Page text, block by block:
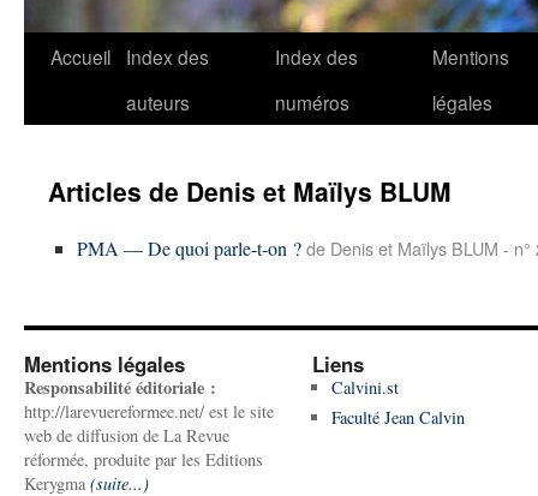
Accueil
Index des
auteurs
Index des
numéros
Mentions
légales
Articles de Denis et Maïlys BLUM
PMA — De quoi parle-t-on ?de Denis et Maïlys BLUM -
Mentions légales
Responsabilité éditoriale :
http://larevuereformee.net/ est le site
web de diffusion de La Revue
réformée, produite par les Editions
Kerygma (suite...)
Liens
Calvini.st
Faculté Jean Calvin